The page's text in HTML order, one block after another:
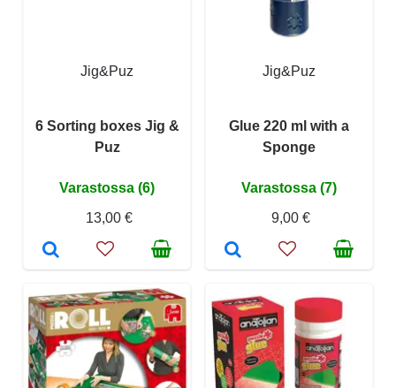
Jig&Puz
6 Sorting boxes Jig &
Puz
Varastossa (6)
13,00 €
Jig&Puz
Glue 220 ml with a
Sponge
Varastossa (7)
9,00 €